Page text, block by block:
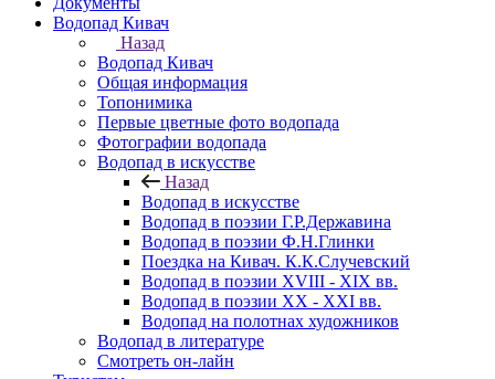
Водопад Кивач
Назад
Водопад Кивач
Общая информация
Топонимика
Первые цветные фото водопада
Фотографии водопада
Водопад в искусстве
Назад
Водопад в искусстве
Водопад в поэзии Г.Р.Державина
Водопад в поэзии Ф.Н.Глинки
Поездка на Кивач. К.К.Случевский
Водопад в поэзии XVIII - XIX вв.
Водопад в поэзии XX - XXI вв.
Водопад на полотнах художников
Водопад в литературе
Смотреть он-лайн